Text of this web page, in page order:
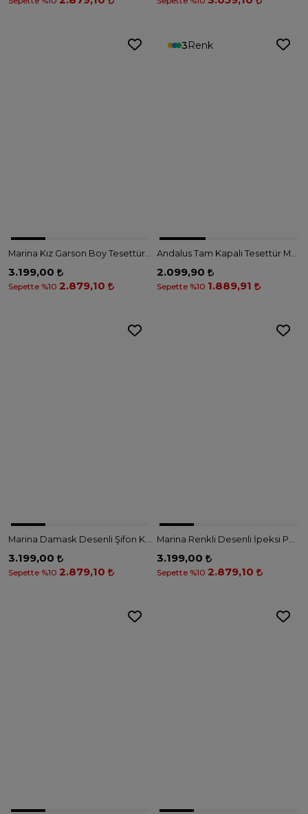
Marina Kız Garson Boy Tesettür Mayo - G2501 - TURUNCU
3.199,00
Sepette %10 2.879,10
3 Renk
Andalus Tam Kapalı Tesettür Mayo A2502 - MAVİ
2.099,90
Sepette %10 1.889,91
Marina Damask Desenli Şifon Kimono – P2515 - SİYAH
3.199,00
Sepette %10 2.879,10
Marina Renkli Desenli İpeksi Pareo – P2513-2 - SAX
3.199,00
Sepette %10 2.879,10